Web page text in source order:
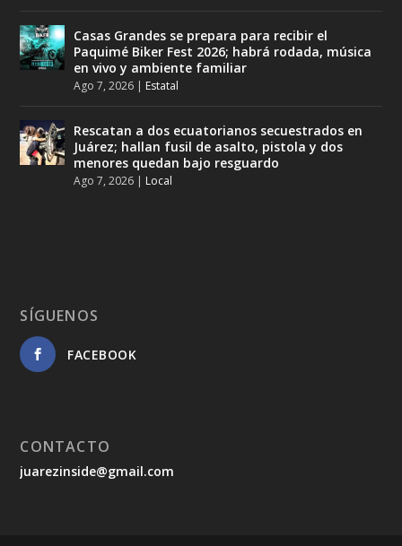
Casas Grandes se prepara para recibir el
Paquimé Biker Fest 2026; habrá rodada, música
en vivo y ambiente familiar
Ago 7, 2026 | Estatal
Rescatan a dos ecuatorianos secuestrados en
Juárez; hallan fusil de asalto, pistola y dos
menores quedan bajo resguardo
Ago 7, 2026 | Local
SÍGUENOS
FACEBOOK
CONTACTO
juarezinside@gmail.com